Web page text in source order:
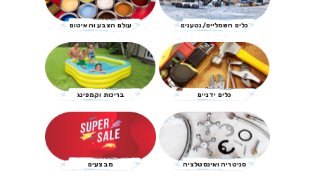
מבצעים סניטריה ואינסטלציה
כלים ידניים בריכות וקמפינג
עולם הצבע והאיטום כלים חשמליים/נטענים